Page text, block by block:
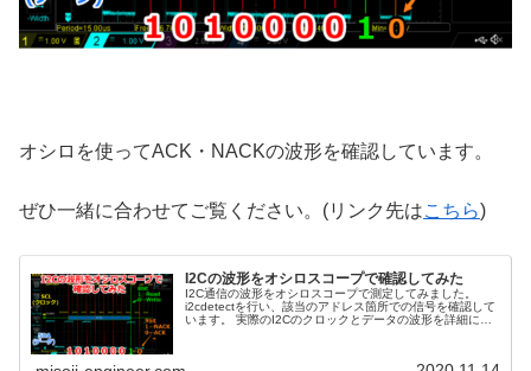
オシロを使ってACK・NACKの波形を確認しています。
ぜひ一緒に合わせてご覧ください。(リンク先はこちら)
I2Cの波形をオシロスコープで確認してみた
I2C通信の波形をオシロスコープで測定してみました。
i2cdetectを行い、該当のアドレス箇所での信号を確認して
います。 実際のI2Cのクロックとデータの波形を詳細に紹